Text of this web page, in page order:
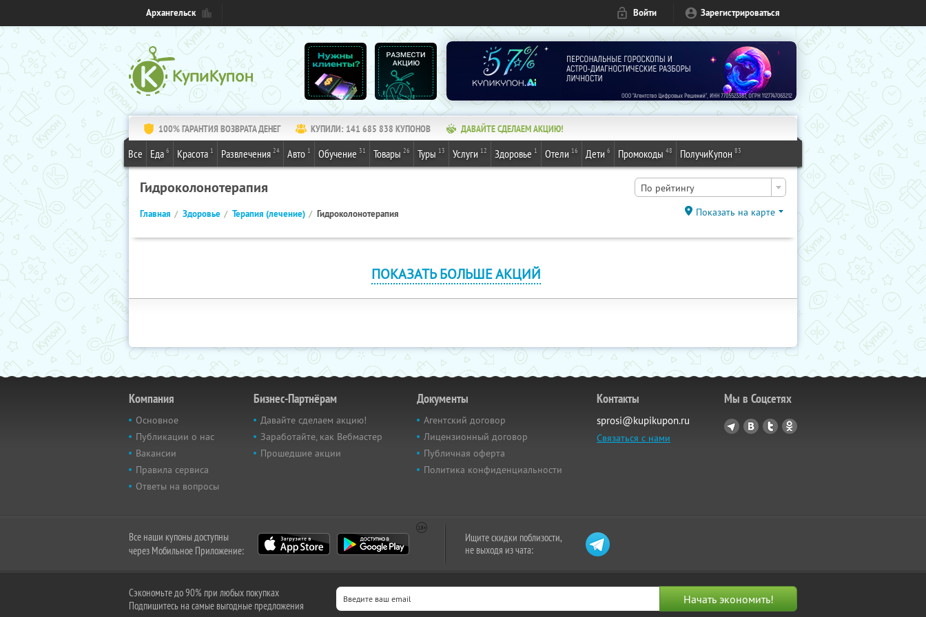
Архангельск Войти Зарегистрироваться
100% ГАРАНТИЯ ВОЗВРАТА ДЕНЕГ КУПИЛИ: 141 685 838 КУПОНОВ ДАВАЙТЕ СДЕЛАЕМ АКЦИЮ!
Все Еда 6 Красота 1 Развлечения 24 Авто 1 Обучение 31 Товары 26 Туры 13 Услуги 12 Здоровье 1 Отели 16 Дети 6 Промокоды 48 ПолучиКупон 83
Гидроколонотерапия По рейтингу
Главная Здоровье Терапия (лечение) Гидроколонотерапия Показать на карте
ПОКАЗАТЬ БОЛЬШЕ АКЦИЙ
Компания
Основное
Публикации о нас
Вакансии
Правила сервиса
Ответы на вопросы
Бизнес-Партнёрам
Давайте сделаем акцию!
Заработайте, как Вебмастер
Прошедшие акции
Документы
Агентский договор
Лицензионный договор
Публичная оферта
Политика конфиденциальности
Контакты
sprosi@kupikupon.ru
Связаться с нами
Мы в Соцсетях
Все наши купоны доступны
через Мобильное Приложение:
Ищите скидки поблизости,
не выходя из чата:
Сэкономьте до 90% при любых покупках
Подпишитесь на самые выгодные предложения